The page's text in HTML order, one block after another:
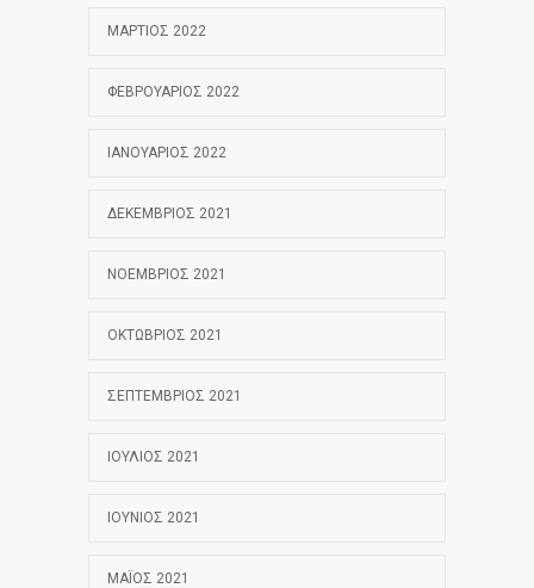
ΜΆΡΤΙΟΣ 2022
ΦΕΒΡΟΥΆΡΙΟΣ 2022
ΙΑΝΟΥΆΡΙΟΣ 2022
ΔΕΚΈΜΒΡΙΟΣ 2021
ΝΟΈΜΒΡΙΟΣ 2021
ΟΚΤΏΒΡΙΟΣ 2021
ΣΕΠΤΈΜΒΡΙΟΣ 2021
ΙΟΎΛΙΟΣ 2021
ΙΟΎΝΙΟΣ 2021
ΜΆΙΟΣ 2021